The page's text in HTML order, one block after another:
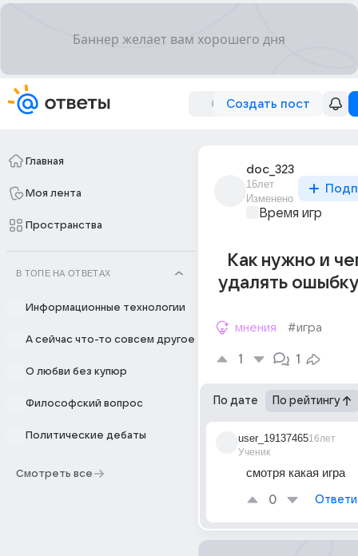
Создать пост
Главная
Моя лента
Пространства
В ТОПЕ НА ОТВЕТАХ
Информационные технологии
А сейчас что-то совсем другое
О любви без купюр
Философский вопрос
Политические дебаты
Смотреть все
doc_323
16лет
Изменено
Время игр
Как нужно и
удалять
мнения #игра
1 1
По дате По рейтингу
user_19137465
Ученик
16лет
смотря какая игра
0